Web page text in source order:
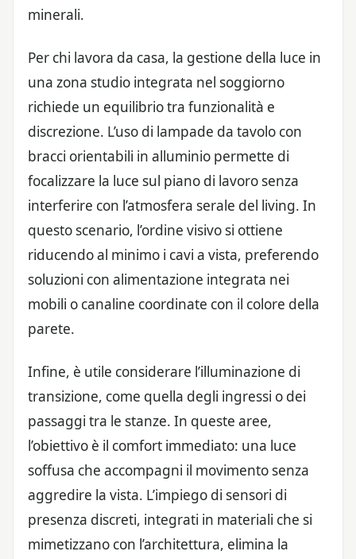
minerali.
Per chi lavora da casa, la gestione della luce in
una zona studio integrata nel soggiorno
richiede un equilibrio tra funzionalità e
discrezione. L’uso di lampade da tavolo con
bracci orientabili in alluminio permette di
focalizzare la luce sul piano di lavoro senza
interferire con l’atmosfera serale del living. In
questo scenario, l’ordine visivo si ottiene
riducendo al minimo i cavi a vista, preferendo
soluzioni con alimentazione integrata nei
mobili o canaline coordinate con il colore della
parete.
Infine, è utile considerare l’illuminazione di
transizione, come quella degli ingressi o dei
passaggi tra le stanze. In queste aree,
l’obiettivo è il comfort immediato: una luce
soffusa che accompagni il movimento senza
aggredire la vista. L’impiego di sensori di
presenza discreti, integrati in materiali che si
mimetizzano con l’architettura, elimina la